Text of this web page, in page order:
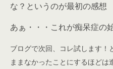
な？というのが最初の感想
あぁ・・・これが痴呆症の
ブログで次回、コレ試します
ままなかったことにするほどは